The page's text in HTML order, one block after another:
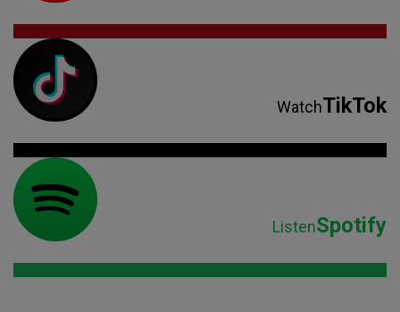
WatchTikTok
ListenSpotify